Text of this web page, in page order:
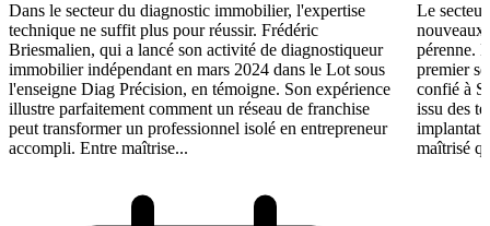
Dans le secteur du diagnostic immobilier, l'expertise
technique ne suffit plus pour réussir. Frédéric
Briesmalien, qui a lancé son activité de diagnostiqueur
immobilier indépendant en mars 2024 dans le Lot sous
l'enseigne Diag Précision, en témoigne. Son expérience
illustre parfaitement comment un réseau de franchise
peut transformer un professionnel isolé en entrepreneur
accompli. Entre maîtrise...
Le
nouveaux
pérenne.
premier
confié à
issu des
maîtrisé